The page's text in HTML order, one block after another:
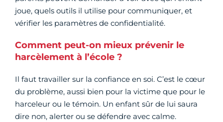
joue, quels outils il utilise pour communiquer, et
vérifier les paramètres de confidentialité.
Comment peut-on mieux prévenir le
harcèlement à l’école ?
Il faut travailler sur la confiance en soi. C’est le cœur
du problème, aussi bien pour la victime que pour le
harceleur ou le témoin. Un enfant sûr de lui saura
dire non, alerter ou se défendre avec calme.